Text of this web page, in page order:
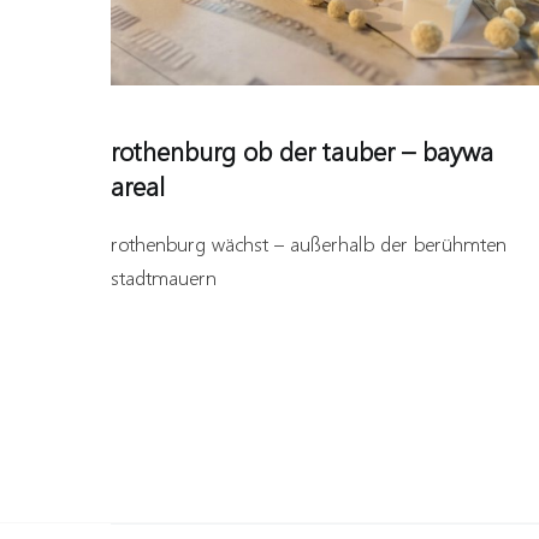
rothenburg ob der tauber – baywa
areal
rothenburg wächst – außerhalb der berühmten
stadtmauern